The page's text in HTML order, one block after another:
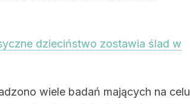
dzieciństwo zostawia ślad w
wiele badań mających na celu